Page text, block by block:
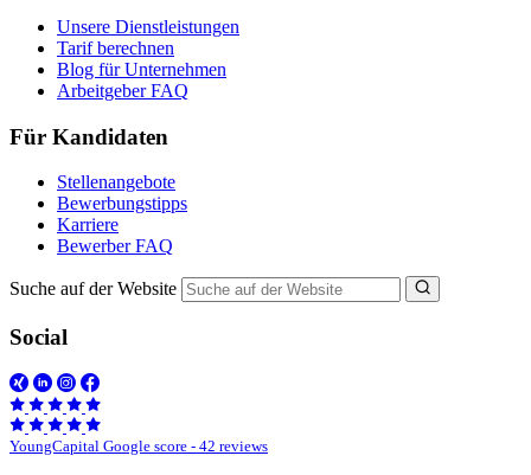
Unsere Dienstleistungen
Tarif berechnen
Blog für Unternehmen
Arbeitgeber FAQ
Für Kandidaten
Stellenangebote
Bewerbungstipps
Karriere
Bewerber FAQ
Suche auf der Website
Social
YoungCapital Google score - 42 reviews